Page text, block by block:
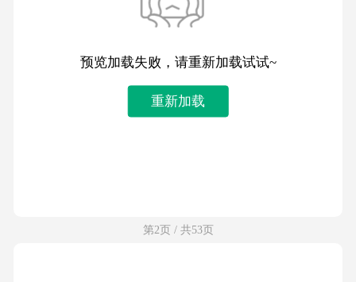
预览加载失败，请重新加载试试~
重新加载
第2页 / 共53页